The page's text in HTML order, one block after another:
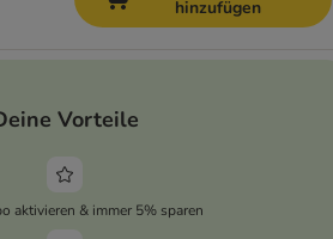
hinzufügen
Vorteile
aktivieren & immer 5% sparen